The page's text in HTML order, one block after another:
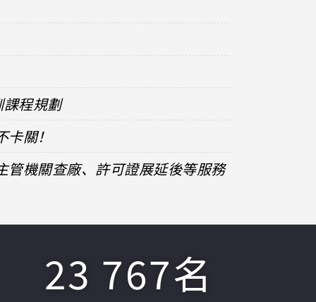
程規劃
關！
管機關查廠、許可證展延後等服務
23 767名